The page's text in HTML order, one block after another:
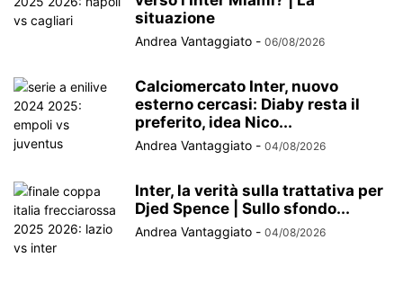
situazione
Andrea Vantaggiato - 06/08/2026
Calciomercato Inter, nuovo
esterno cercasi: Diaby resta il
preferito, idea Nico...
Andrea Vantaggiato - 04/08/2026
Inter, la verità sulla trattativa per
Djed Spence | Sullo sfondo...
Andrea Vantaggiato - 04/08/2026